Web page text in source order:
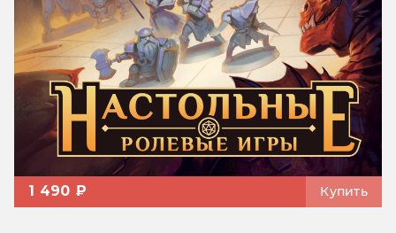
1 490 ₽ Купить